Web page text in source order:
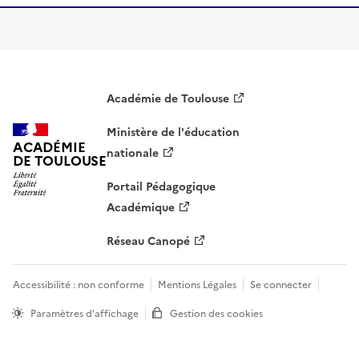
ACADÉMIE
DE TOULOUSE
Académie de Toulouse
Ministère de l'éducation
nationale
Portail Pédagogique
Académique
Réseau Canopé
Accessibilité : non conforme Mentions Légales
Se connecter
Paramètres d'affichage
Gestion des cookies